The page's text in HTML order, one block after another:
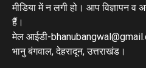
मीडिया में न लगी हो। आप विज्ञापन
हैं।
मेल आईडी-
भानु बंगवाल, देहरादून, उत्तराखंड।